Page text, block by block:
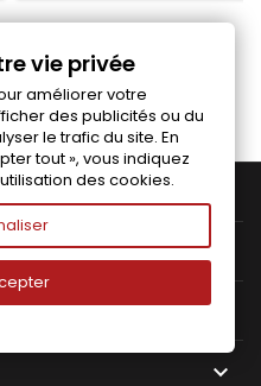
Facebook



vie privée
améliorer votre
des publicités ou du
le trafic du site. En
tout », vous indiquez
des cookies.